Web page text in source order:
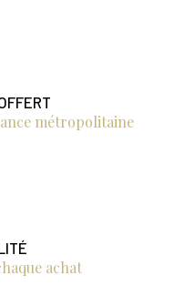
métropolitaine
achat